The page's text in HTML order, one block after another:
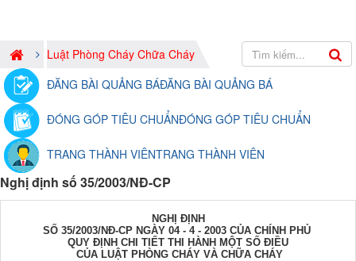
Luật Phòng Cháy Chữa Cháy
ĐĂNG BÀI QUẢNG BÁĐĂNG BÀI QUẢNG BÁ
ĐÓNG GÓP TIÊU CHUẨNĐÓNG GÓP TIÊU CHUẨN
TRANG THÀNH VIÊNTRANG THÀNH VIÊN
Nghị định số 35/2003/NĐ-CP
NGHỊ ĐỊNH
SỐ 35/2003/NĐ-CP NGÀY 04 - 4 - 2003 CỦA CHÍNH PHỦ
QUY ĐỊNH CHI TIẾT THI HÀNH MỘT SỐ ĐIỀU
CỦA LUẬT PHÒNG CHÁY VÀ CHỮA CHÁY